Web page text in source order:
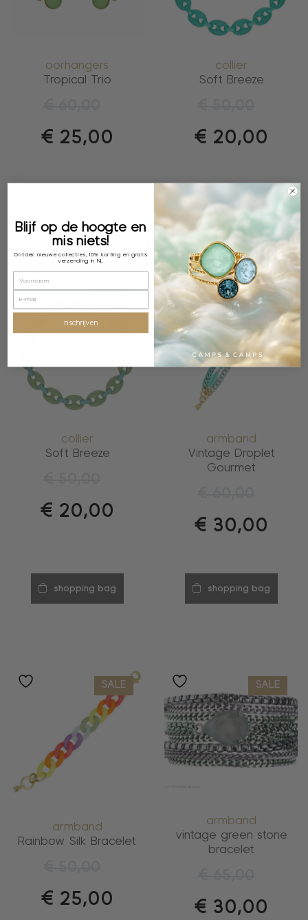
oorhangers
Tropical Trio
€ 25,00
collier
Soft Breeze
€ 20,00
collier
Soft Breeze
€ 20,00
shopping bag
SALE
armband
Vintage Droplet
Gourmet
€ 30,00
shopping bag
SALE
armband
Rainbow Silk Bracelet
€ 25,00
SALE
armband
vintage green stone
bracelet
€ 30,00
Blijf op de hoogte en
mis niets!
Ontdek nieuwe collecties, 10% korting en gratis
verzending in NL
inschrijven